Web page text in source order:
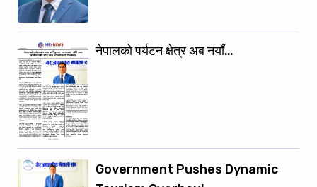
नेपालको पर्यटन क्षेत्र अब नयाँ…
Government Pushes Dynamic